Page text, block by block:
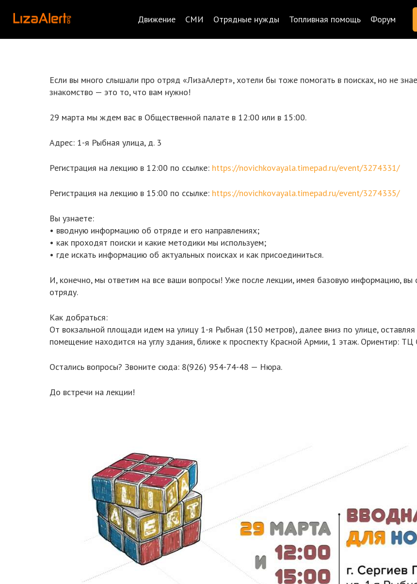
Движение СМИ Отрядные нужды Топливная помощь Форум
Если вы много слышали про отряд «ЛизаАлерт», хотели бы тоже помогать в поисках, но не
знакомство — это то, что вам нужно!
29 марта мы ждем вас в Общественной палате в 12:00 или в 15:00.
Адрес: 1-я Рыбная улица, д. 3
Регистрация на лекцию в 12:00 по ссылке: https://novichkovayala.timepad.ru/event/3274331/
Регистрация на лекцию в 15:00 по ссылке: https://novichkovayala.timepad.ru/event/3274335/
Вы узнаете:
• вводную информацию об отряде и его направлениях;
• как проходят поиски и какие методики мы используем;
• где искать информацию об актуальных поисках и как присоединиться.
И, конечно, мы ответим на все ваши вопросы! Уже после лекции, имея базовую информацию, вы
отряду.
Как добраться:
От вокзальной площади идем на улицу 1-я Рыбная (150 метров), далее вниз по улице,
помещение находится на углу здания, ближе к проспекту Красной Армии, 1 этаж. Ориентир: ТЦ
Остались вопросы? Звоните сюда: 8(926) 954-74-48 — Нюра.
До встречи на лекции!